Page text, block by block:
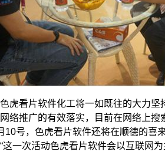
虎看片软件化工将一如既往的大力坚
络推广的有效落实，目前在网络上搜
10号，色虎看片软件还将在顺德的喜
这一次活动色虎看片软件会以互联网